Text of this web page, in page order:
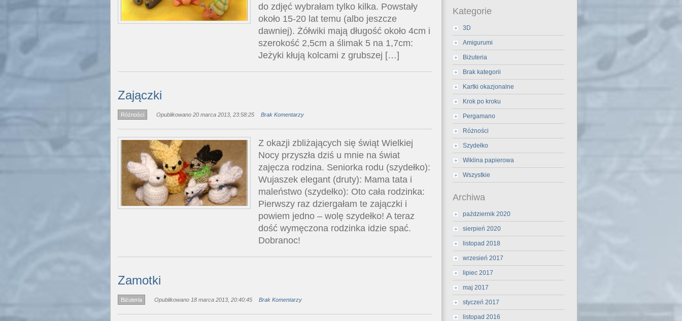
do zdjęć wybrałam tylko kilka. Powstały
około 15-20 lat temu (albo jeszcze
dawniej). Żółwiki mają długość około 4cm i
szerokość 2,5cm a ślimak 5 na 1,7cm:
Jeżyki kłują kolcami z grubszej […]
Zajączki
Różności Opublikowano 20 marca 2013, 23:58:25 Brak Komentarzy
Z okazji zbliżających się świąt Wielkiej
Nocy przyszła dziś u mnie na świat
zajęcza rodzina. Seniorka rodu (szydełko):
Wujaszek elegant (druty): Mama tata i
maleństwo (szydełko): Oto cała rodzinka:
Pierwszy raz dziergałam te zajączki i
powiem jedno – wolę szydełko! A teraz
dość wymęczona rodzinka idzie spać.
Dobranoc!
Zamotki
Biżuteria Opublikowano 18 marca 2013, 20:40:45 Brak Komentarzy
Kategorie
3D
Amigurumi
Biżuteria
Brak kategorii
Kartki okazjonalne
Krok po kroku
Pergamano
Różności
Szydełko
Wiklina papierowa
Wszystkie
Archiwa
październik 2020
sierpień 2020
listopad 2018
wrzesień 2017
lipiec 2017
maj 2017
styczeń 2017
listopad 2016